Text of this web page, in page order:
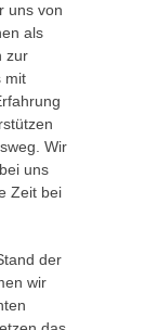
uns von
als
zur
mit
Wir
uns
Zeit bei
der
wir